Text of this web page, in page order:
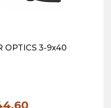
OPTICS 3-9x40
60